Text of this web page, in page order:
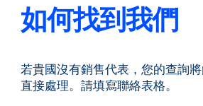
如何找到我們
若貴國沒有銷售代表，您的查詢
直接處理。請填寫聯絡表格。